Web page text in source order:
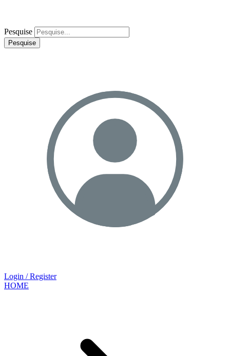
Pesquise
Pesquise
Login / Register
HOME